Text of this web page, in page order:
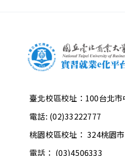
臺北校區校址： 100台北
電話: (02)33222777
桃園校區校址： 324桃園
電話： (03)4506333